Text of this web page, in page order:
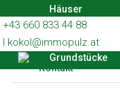
Gewerbe
Referenzen
Kontakt
Häuser
Grundstücke
+43 660 833 44 88
l.kokol@immopulz.at